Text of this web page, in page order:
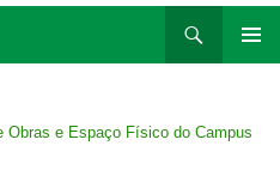
Obras e Espaço Físico do Campus